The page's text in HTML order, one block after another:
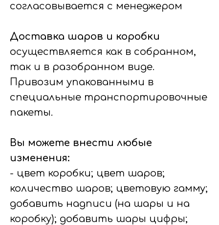
согласовывается с менеджером
Доставка шаров и коробки
осуществляется как в собранном,
так и в разобранном виде.
Привозим упакованными в
специальные транспортировочные
пакеты.
Вы можете внести любые
изменения:
- цвет коробки; цвет шаров;
количество шаров; цветовую гамму;
добавить надписи (на шары и на
коробку); добавить шары цифры;